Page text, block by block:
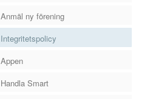
Anmäl ny förening
Integritetspolicy
Appen
Handla Smart